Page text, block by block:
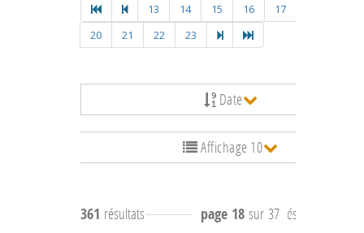
13 14 15 16 17
20
21 22 23
Date
Affichage 10
361 résultats page 18 sur 37 résultats